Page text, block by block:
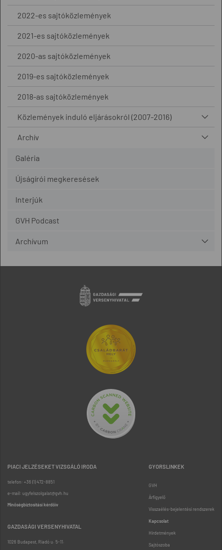
2022-es sajtóközlemények
2021-es sajtóközlemények
2020-as sajtóközlemények
2019-es sajtóközlemények
2018-as sajtóközlemények
Közlemények induló eljárásokról (2007-2016)
Archív
Galéria
Újságírói megkeresések
Interjúk
GVH Podcast
Archívum
PIACI JELZÉSEKET VIZSGÁLÓ IRODA
telefon: +36 (1) 472-8851
e-mail: ugyfelszolgalat@gvh.hu
Minőségbiztosítási kérdőív
GAZDASÁGI VERSENYHIVATAL
1026 Budapest, Riadó u. 5-11.
GYORSLINKEK
GVH
Árfigyelő
Visszaélés-bejelentési rendszerek
Kapcsolat
Hirdetmények
Sajtószoba